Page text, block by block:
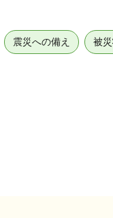
震災への備え 被